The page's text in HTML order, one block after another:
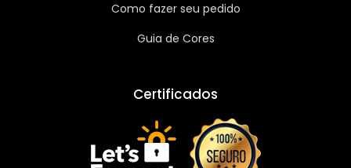
Como fazer seu pedido
Guia de Cores
Certificados